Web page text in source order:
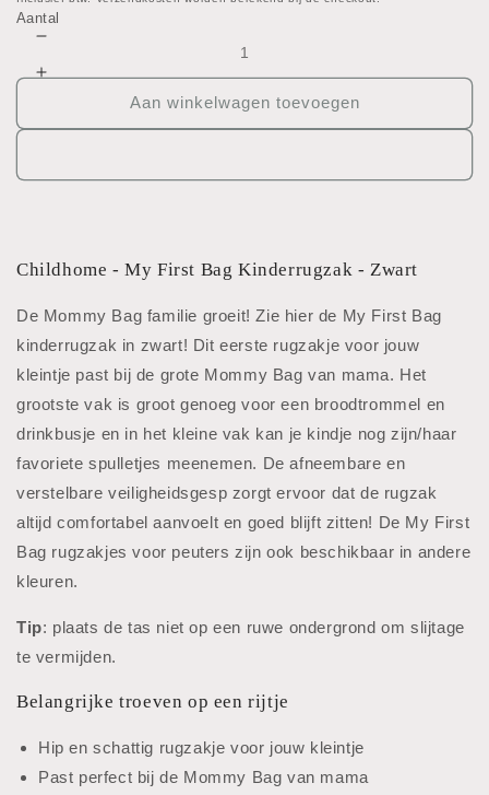
Aantal
verlagen
first
rugzak
Aantal
voor
Aan winkelwagen toevoegen
Childhome - My First Bag Kinderrugzak - Zwart
De Mommy Bag familie groeit! Zie hier de My First Bag
kinderrugzak in zwart! Dit eerste rugzakje voor jouw
kleintje past bij de grote Mommy Bag van mama. Het
grootste vak is groot genoeg voor een broodtrommel en
drinkbusje en in het kleine vak kan je kindje nog zijn/haar
favoriete spulletjes meenemen. De afneembare en
verstelbare veiligheidsgesp zorgt ervoor dat de rugzak
altijd comfortabel aanvoelt en goed blijft zitten! De My First
Bag rugzakjes voor peuters zijn ook beschikbaar in andere
kleuren.
Tip: plaats de tas niet op een ruwe ondergrond om slijtage
te vermijden.
Belangrijke troeven op een rijtje
Hip en schattig rugzakje voor jouw kleintje
Past perfect bij de Mommy Bag van mama